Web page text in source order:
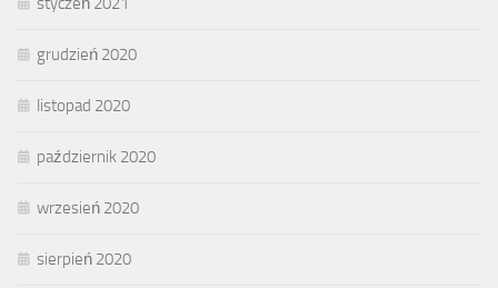
grudzień 2020
listopad 2020
październik 2020
wrzesień 2020
sierpień 2020